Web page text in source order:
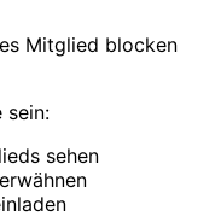
Mitglied blocken
sein:
sehen